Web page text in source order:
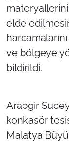
elde
ve bölgeye
bildirildi.
Arapgir
konkasör
Malatya